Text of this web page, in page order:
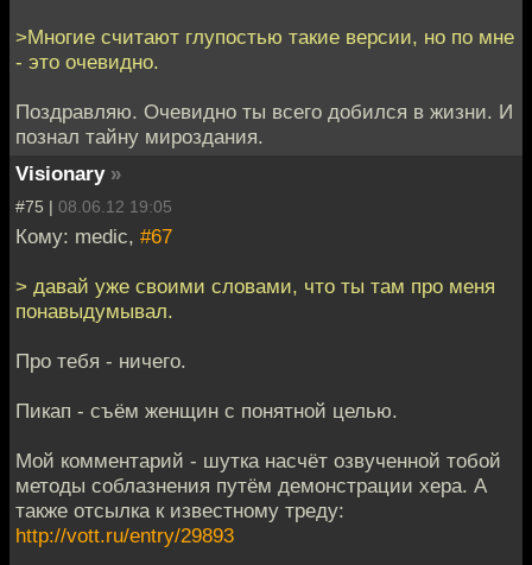
>Многие считают глупостью такие версии, но по мне
- это очевидно.
Поздравляю. Очевидно ты всего добился в жизни. И
познал тайну мироздания.
Visionary »
#75 | 08.06.12 19:05
Кому: medic, #67
> давай уже своими словами, что ты там про меня
понавыдумывал.
Про тебя - ничего.
Пикап - съём женщин с понятной целью.
Мой комментарий - шутка насчёт озвученной тобой
методы соблазнения путём демонстрации хера. А
также отсылка к известному треду:
http://vott.ru/entry/29893